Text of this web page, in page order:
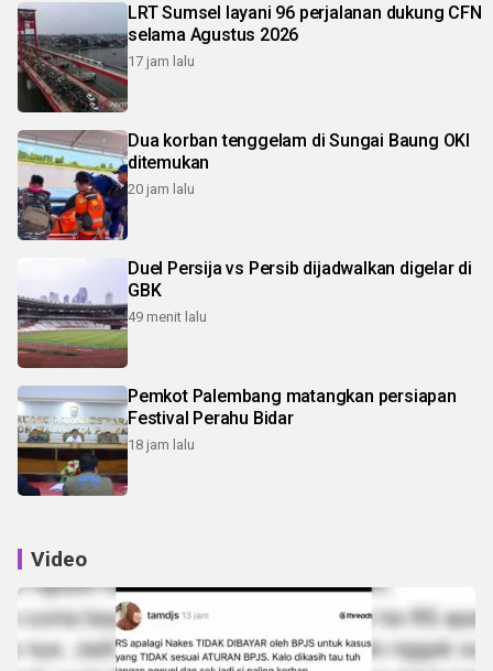
LRT Sumsel layani 96 perjalanan dukung CFN
selama Agustus 2026
17 jam lalu
Dua korban tenggelam di Sungai Baung OKI
ditemukan
20 jam lalu
Duel Persija vs Persib dijadwalkan digelar di
GBK
49 menit lalu
Pemkot Palembang matangkan persiapan
Festival Perahu Bidar
18 jam lalu
Video